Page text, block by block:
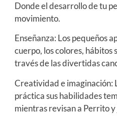
Donde el desarrollo de tu
movimiento.
Enseñanza: Los pequeños
cuerpo, los colores, hábitos
través de las divertidas
Creatividad e imaginación:
práctica sus habilidades
mientras revisan a Perrito